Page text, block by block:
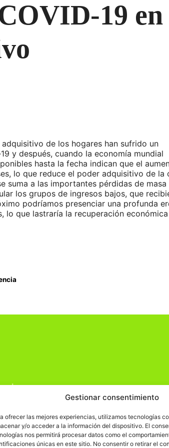
Gestionar consentimiento
ofrecer las mejores experiencias, utilizamos tecnologías
y/o acceder a la información del dispositivo. El
nos permitirá procesar datos como el
únicas en este sitio. No consentir o retirar el
19 en
de los hogares han sufrido un
y después, cuando la economía mundial
hasta la fecha indican que el
lo que reduce el poder adquisitivo de la
suma a las importantes pérdidas de masa
los grupos de ingresos bajos, que
podríamos presenciar una profunda
lo que lastraría la recuperación